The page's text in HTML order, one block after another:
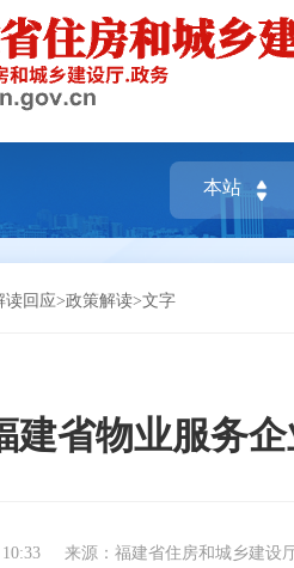
读回应>政策解读>文字
建省物业服务
来源：福建省住房和城乡建设